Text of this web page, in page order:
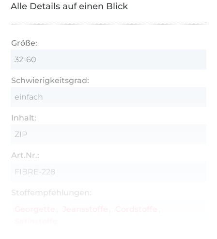
Alle Details auf einen Blick
Größe:
32-60
Schwierigkeitsgrad:
einfach
Inhalt:
ZIP
Art.Nr.:
FIBRE-228
Stoffempfehlungen: